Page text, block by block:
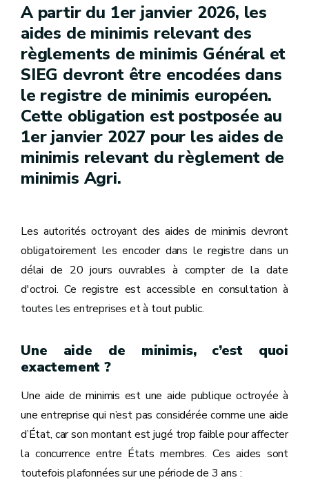
A partir du 1er janvier 2026, les
aides de minimis relevant des
règlements de minimis Général et
SIEG devront être encodées dans
le registre de minimis européen.
Cette obligation est postposée au
1er janvier 2027 pour les aides de
minimis relevant du règlement de
minimis Agri.
Les autorités octroyant des aides de minimis devront
obligatoirement les encoder dans le registre dans un
délai de 20 jours ouvrables à compter de la date
d'octroi. Ce registre est accessible en consultation à
toutes les entreprises et à tout public.
Une aide de minimis, c’est quoi
exactement ?
Une aide de minimis est une aide publique octroyée à
une entreprise qui n’est pas considérée comme une aide
d’État, car son montant est jugé trop faible pour affecter
la concurrence entre États membres. Ces aides sont
toutefois plafonnées sur une période de 3 ans :